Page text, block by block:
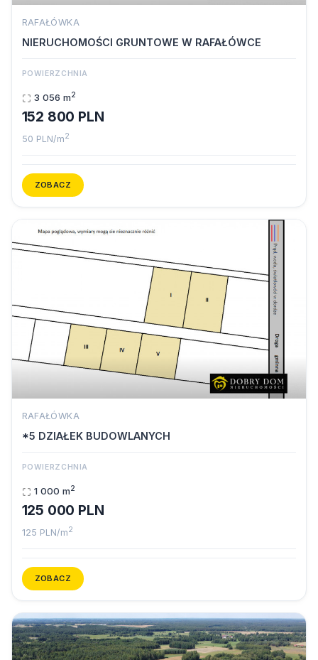
RAFAŁÓWKA
NIERUCHOMOŚCI GRUNTOWE W RAFAŁÓWCE
POWIERZCHNIA
3 056 m2
152 800 PLN
50 PLN/m2
ZOBACZ
RAFAŁÓWKA
*5 DZIAŁEK BUDOWLANYCH
POWIERZCHNIA
1 000 m2
125 000 PLN
125 PLN/m2
ZOBACZ